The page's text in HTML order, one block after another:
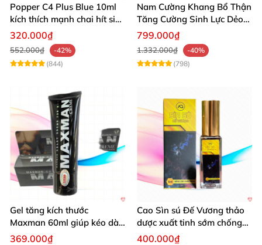
Popper C4 Plus Blue 10ml
kích thích mạnh chai hít siêu
đỉnh
320.000₫
552.000₫
-42%
(844)
Nam Cường Khang Bổ Thận
Tăng Cường Sinh Lực Dẻo
Dai Mạnh Mẽ
799.000₫
1.332.000₫
-40%
(798)
Gel tăng kích thước
Maxman 60ml giúp kéo dài
thời gian quan hệ hiệu quả
369.000₫
Cao Sìn sú Đế Vương thảo
dược xuất tinh sớm chống
hiệu quả nhất
400.000₫